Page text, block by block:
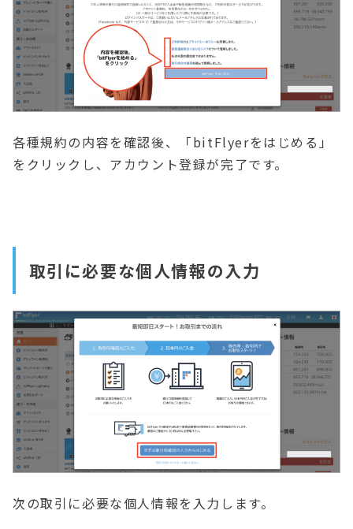
各種規約の内容を確認後、「bitFlyerをはじめる」
をクリックし、アカウント登録が完了です。
取引に必要な個人情報の入力
次の取引に必要な個人情報を入力します。